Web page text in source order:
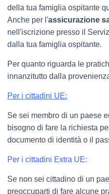
della tua famiglia ospitante
Anche per l'assicurazione
nell'iscrizione presso il
dalla tua famiglia ospitante.
Per quanto riguarda le
innanzitutto dalla
Per i cittadini UE:
Se sei membro di un paese
bisogno di fare la richiesta
documento di identità o il
Per i cittadini Extra UE:
Se non sei cittadino di un
preoccuparti di fare alcune